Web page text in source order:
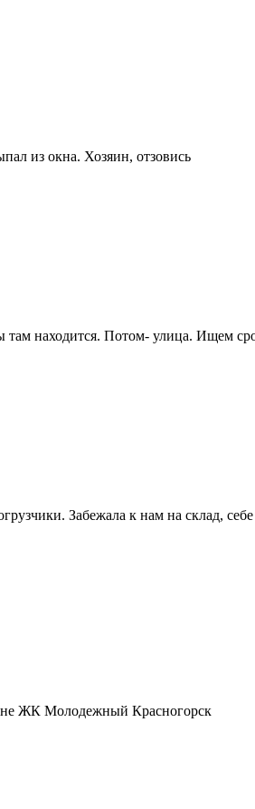
из окна. Хозяин, отзовись
находится. Потом- улица. Ищем
Забежала к нам на склад,
ЖК Молодежный Красногорск